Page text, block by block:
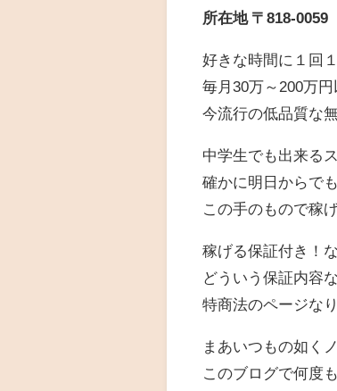
所在地 〒818-
好きな時間に１回
毎月30万～200万
今流行の低品質な
中学生でも出来る
確かに明日からで
この手のもので稼
稼げる保証付き！
どういう保証内容
特商法のページな
まあいつもの如く
このブログで何度